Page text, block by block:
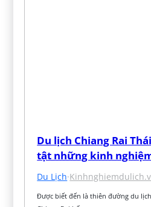
Du lịch Chiang Rai
tật những kinh
Du Lịch·
Được biết đến là thiên đường du